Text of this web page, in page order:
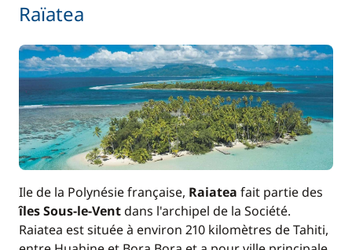
Raïatea
Ile de la Polynésie française, Raiatea fait partie des
îles Sous-le-Ventdans l'archipel de la Société.
Raiatea est située à environ 210 kilomètres de Tahiti,